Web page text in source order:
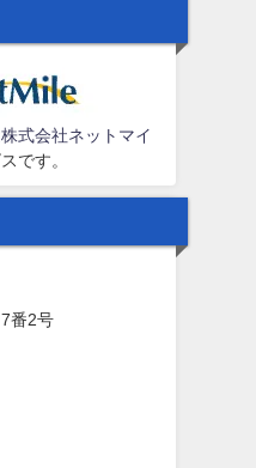
株式会社ネットマイ
です。
番2号